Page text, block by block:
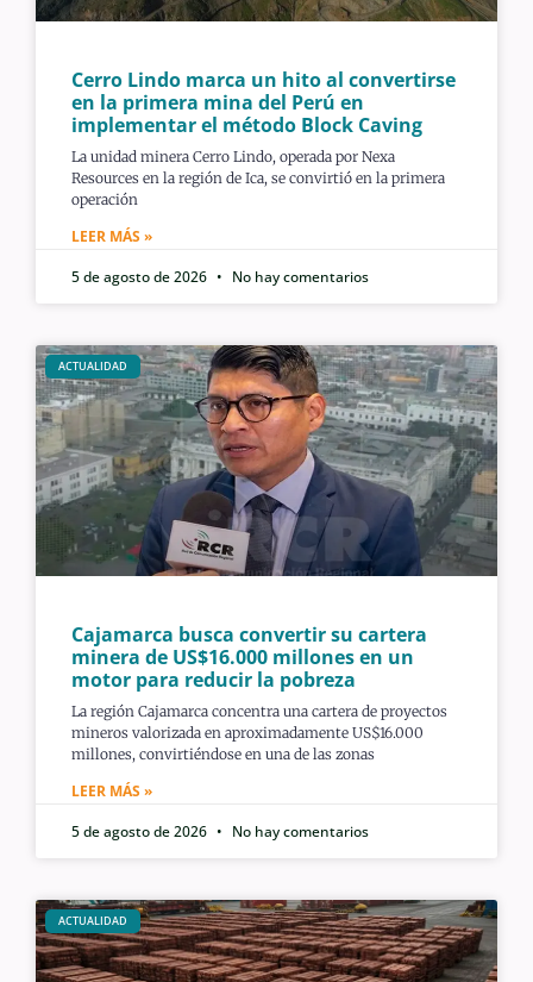
Cerro Lindo marca un hito al convertirse
en la primera mina del Perú en
implementar el método Block Caving
La unidad minera Cerro Lindo, operada por Nexa
Resources en la región de Ica, se convirtió en la primera
operación
LEER MÁS »
5 de agosto de 2026
No hay comentarios
ACTUALIDAD
Cajamarca busca convertir su cartera
minera de US$16.000 millones en un
motor para reducir la pobreza
La región Cajamarca concentra una cartera de proyectos
mineros valorizada en aproximadamente US$16.000
millones, convirtiéndose en una de las zonas
LEER MÁS »
5 de agosto de 2026
No hay comentarios
ACTUALIDAD